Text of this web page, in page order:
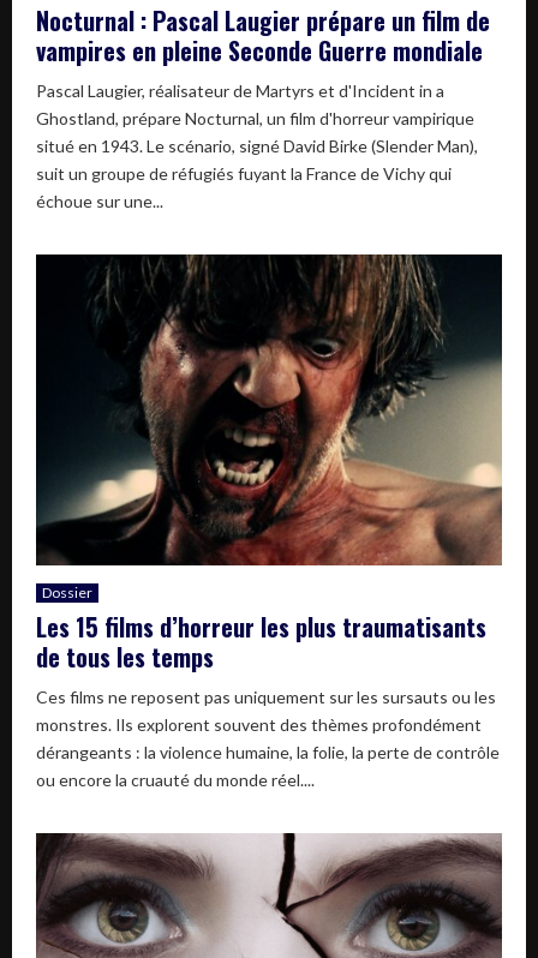
Nocturnal : Pascal Laugier prépare un film de
vampires en pleine Seconde Guerre mondiale
Pascal Laugier, réalisateur de Martyrs et d'Incident in a
Ghostland, prépare Nocturnal, un film d'horreur vampirique
situé en 1943. Le scénario, signé David Birke (Slender Man),
suit un groupe de réfugiés fuyant la France de Vichy qui
échoue sur une...
Dossier
Les 15 films d’horreur les plus traumatisants
de tous les temps
Ces films ne reposent pas uniquement sur les sursauts ou les
monstres. Ils explorent souvent des thèmes profondément
dérangeants : la violence humaine, la folie, la perte de contrôle
ou encore la cruauté du monde réel....